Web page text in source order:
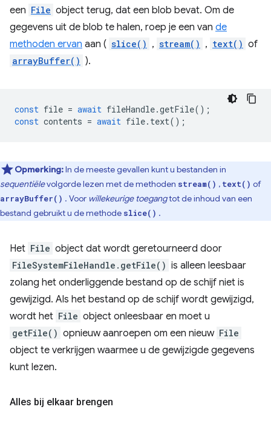
een File object terug, dat een blob bevat. Om de
gegevens uit de blob te halen, roep je een van de
methoden ervan aan ( slice() , stream() , text() of
arrayBuffer() ).
const file = await fileHandle.getFile();
const contents = await file. text();
Opmerking:In de meeste gevallen kunt u bestanden in
sequentiëlevolgorde lezen met de methoden stream() , text() of
arrayBuffer() . Voor willekeurige toegangtot de inhoud van een
bestand gebruikt u de methode slice() .
Het File object dat wordt geretourneerd door
FileSystemFileHandle.getFile() is alleen leesbaar
zolang het onderliggende bestand op de schijf niet is
gewijzigd. Als het bestand op de schijf wordt gewijzigd,
wordt het File object onleesbaar en moet u
getFile() opnieuw aanroepen om een ​​nieuw File
object te verkrijgen waarmee u de gewijzigde gegevens
kunt lezen.
Alles bij elkaar brengen